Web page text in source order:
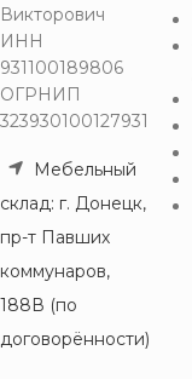
Викторович
ИНН
931100189806
ОГРНИП
323930100127931
Мебельный
склад: г. Донецк,
пр-т Павших
коммунаров,
188В (по
договорённости)